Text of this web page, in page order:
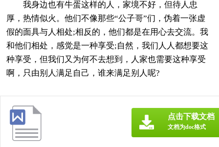
我身边也有牛蛋这样的人，家境不好，但待人忠
厚，热情似火。他们不像那些“公子哥”们，伪着一张虚
假的面具与人相处;相反的，他们都是在用心去交流。我
和他们相处，感觉是一种享受;自然，我们人人都想要这
种享受，但我们又为何不去想到，人家也需要这种享受
啊，只由别人满足自己，谁来满足别人呢?
点击下载文档
文档为doc格式